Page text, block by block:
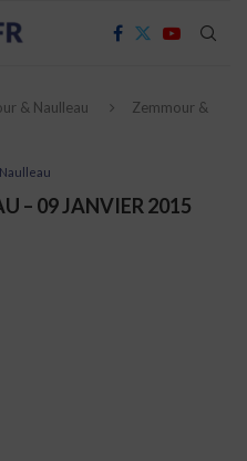
& Naulleau
Zemmour &
– 09 JANVIER 2015